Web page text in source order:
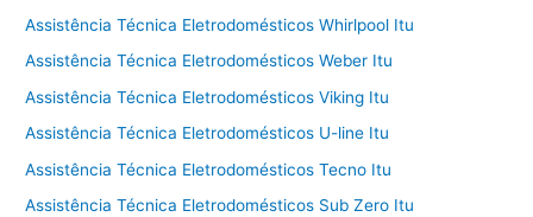
Assistência Técnica Eletrodomésticos Whirlpool Itu
Assistência Técnica Eletrodomésticos Weber Itu
Assistência Técnica Eletrodomésticos Viking Itu
Assistência Técnica Eletrodomésticos U-line Itu
Assistência Técnica Eletrodomésticos Tecno Itu
Assistência Técnica Eletrodomésticos Sub Zero Itu